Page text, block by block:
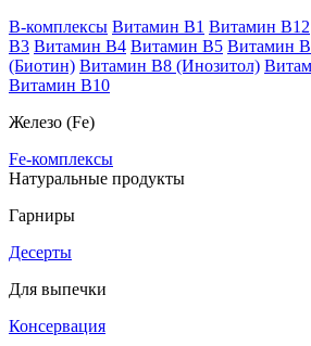
B-комплексы Витамин B1 Витамин B12
B3 Витамин B4 Витамин B5 Витамин
(Биотин) Витамин B8 (Инозитол)
Витамин В10
Железо (Fe)
Fe-комплексы
Натуральные продукты
Гарниры
Десерты
Для выпечки
Консервация